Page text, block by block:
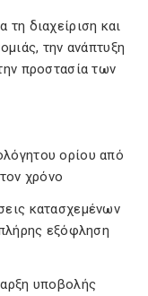
διαχείριση και
την ανάπτυξη
προστασία των
ορίου από
χρόνο
κατασχεμένων
εξόφληση
υποβολής